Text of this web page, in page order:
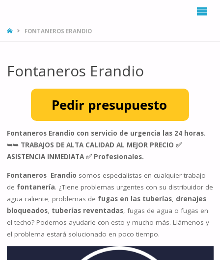
INICIOFONTANEROS ERANDIO
Fontaneros Erandio
Fontaneros Erandio con servicio de urgencia las 24 horas.
➥➥ TRABAJOS DE ALTA CALIDAD AL MEJOR PRECIO ✅
ASISTENCIA INMEDIATA ✅ Profesionales.
Fontaneros Erandio somos especialistas en cualquier trabajo
de fontanería. ¿Tiene problemas urgentes con su distribuidor de
agua caliente, problemas de fugas en las tuberías, drenajes
bloqueados, tuberías reventadas, fugas de agua o fugas en
el techo? Podemos ayudarle con esto y mucho más. Llámenos y
el problema estará solucionado en poco tiempo.